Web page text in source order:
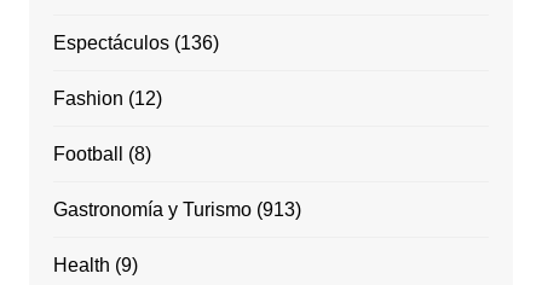
Espectáculos(136)
Fashion (12)
Football (8)
Gastronomía y Turismo(913)
Health (9)